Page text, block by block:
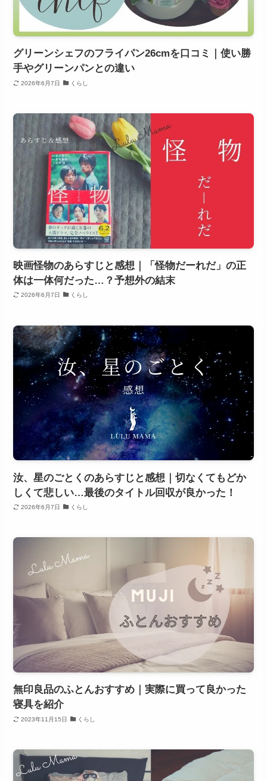
グリーンシェフのフライパン26cmを口コミ｜使い勝
手やグリーンパンとの違い
2026年6月7日 くらし
映画怪物のあらすじと感想｜「怪物だーれだ」の正
体は一体何だった…？予想外の結末
2026年6月7日 くらし
汝、星のごとくのあらすじと感想｜切なくてもどか
しくて悲しい…最後のタイトル回収が良かった！
2026年6月7日 くらし
無印良品のふとんおすすめ｜実際に買って良かった
寝具を紹介
2023年11月15日 くらし